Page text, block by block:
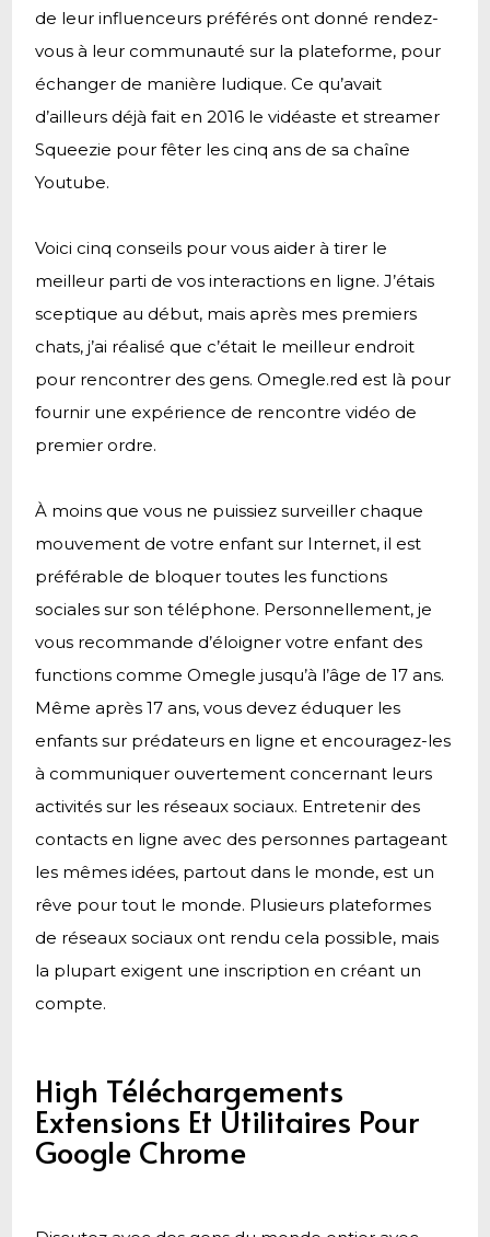
de leur influenceurs préférés ont donné rendez-
vous à leur communauté sur la plateforme, pour
échanger de manière ludique. Ce qu’avait
d’ailleurs déjà fait en 2016 le vidéaste et streamer
Squeezie pour fêter les cinq ans de sa chaîne
Youtube.
Voici cinq conseils pour vous aider à tirer le
meilleur parti de vos interactions en ligne. J’étais
sceptique au début, mais après mes premiers
chats, j’ai réalisé que c’était le meilleur endroit
pour rencontrer des gens. Omegle.red est là pour
fournir une expérience de rencontre vidéo de
premier ordre.
À moins que vous ne puissiez surveiller chaque
mouvement de votre enfant sur Internet, il est
préférable de bloquer toutes les functions
sociales sur son téléphone. Personnellement, je
vous recommande d’éloigner votre enfant des
functions comme Omegle jusqu’à l’âge de 17 ans.
Même après 17 ans, vous devez éduquer les
enfants sur prédateurs en ligne et encouragez-les
à communiquer ouvertement concernant leurs
activités sur les réseaux sociaux. Entretenir des
contacts en ligne avec des personnes partageant
les mêmes idées, partout dans le monde, est un
rêve pour tout le monde. Plusieurs plateformes
de réseaux sociaux ont rendu cela possible, mais
la plupart exigent une inscription en créant un
compte.
High Téléchargements
Extensions Et Utilitaires Pour
Google Chrome